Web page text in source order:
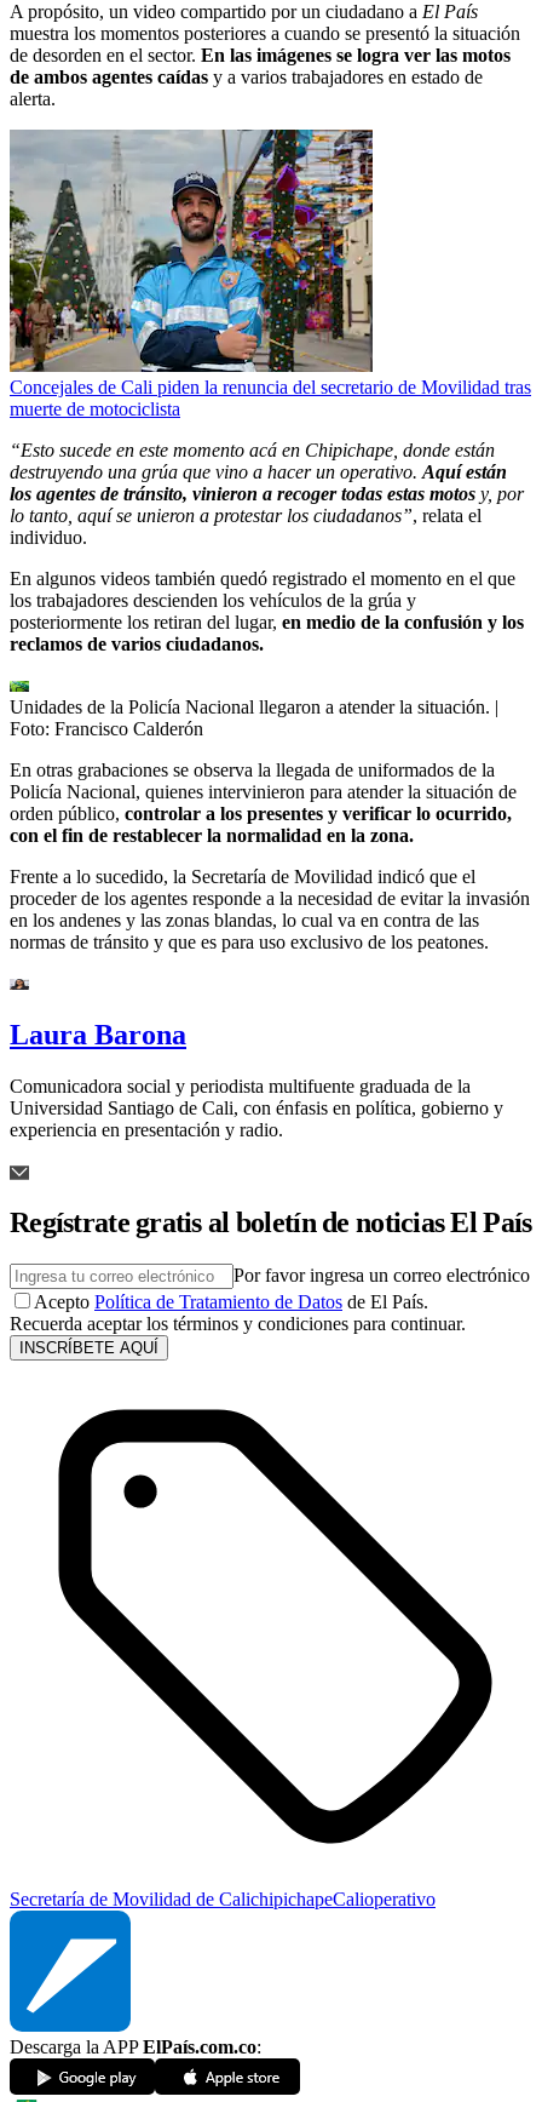
A propósito, un video compartido por un ciudadano a El País
muestra los momentos posteriores a cuando se presentó la situación
de desorden en el sector. En las imágenes se logra ver las motos
de ambos agentes caídas y a varios trabajadores en estado de
alerta.
Concejales de Cali piden la renuncia del secretario de Movilidad tras
muerte de motociclista
“Esto sucede en este momento acá en Chipichape, donde están
destruyendo una grúa que vino a hacer un operativo. Aquí están
los agentes de tránsito, vinieron a recoger todas estas motos y, por
lo tanto, aquí se unieron a protestar los ciudadanos”, relata el
individuo.
En algunos videos también quedó registrado el momento en el que
los trabajadores descienden los vehículos de la grúa y
posteriormente los retiran del lugar, en medio de la confusión y los
reclamos de varios ciudadanos.
Unidades de la Policía Nacional llegaron a atender la situación. |
Foto: Francisco Calderón
En otras grabaciones se observa la llegada de uniformados de la
Policía Nacional, quienes intervinieron para atender la situación de
orden público, controlar a los presentes y verificar lo ocurrido,
con el fin de restablecer la normalidad en la zona.
Frente a lo sucedido, la Secretaría de Movilidad indicó que el
proceder de los agentes responde a la necesidad de evitar la invasión
en los andenes y las zonas blandas, lo cual va en contra de las
normas de tránsito y que es para uso exclusivo de los peatones.
Laura Barona
Comunicadora social y periodista multifuente graduada de la
Universidad Santiago de Cali, con énfasis en política, gobierno y
experiencia en presentación y radio.
Regístrate gratis al boletín de noticias El País
Por favor ingresa un correo electrónico
Acepto Política de Tratamiento de Datos de El País.
Recuerda aceptar los términos y condiciones para continuar.
INSCRÍBETE AQUÍ
Secretaría de Movilidad de CalichipichapeCalioperativo
Descarga la APPElPaís.com.co: